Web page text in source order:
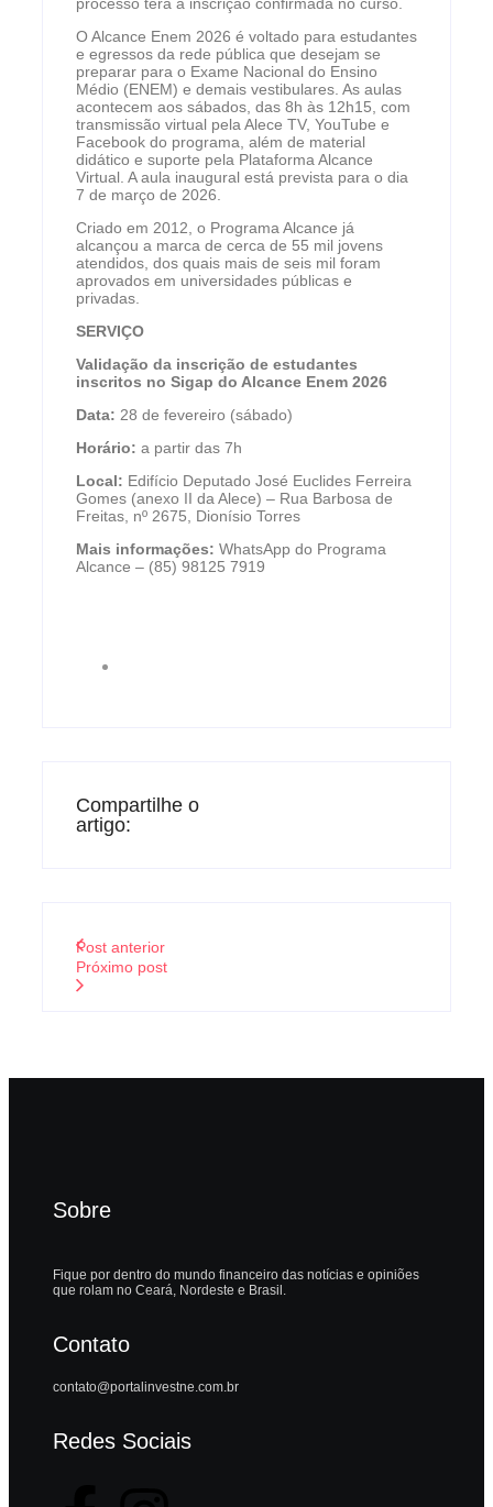
O Alcance Enem 2026 é voltado para estudantes
e egressos da rede pública que desejam se
preparar para o Exame Nacional do Ensino
Médio (ENEM) e demais vestibulares. As aulas
acontecem aos sábados, das 8h às 12h15, com
transmissão virtual pela Alece TV, YouTube e
Facebook do programa, além de material
didático e suporte pela Plataforma Alcance
Virtual. A aula inaugural está prevista para o dia
7 de março de 2026.
Criado em 2012, o Programa Alcance já
alcançou a marca de cerca de 55 mil jovens
atendidos, dos quais mais de seis mil foram
aprovados em universidades públicas e
privadas.
SERVIÇO
Validação da inscrição de estudantes
inscritos no Sigap do Alcance Enem 2026
Data: 28 de fevereiro (sábado)
Horário: a partir das 7h
Local: Edifício Deputado José Euclides Ferreira
Gomes (anexo II da Alece) – Rua Barbosa de
Freitas, nº 2675, Dionísio Torres
Mais informações: WhatsApp do Programa
Alcance – (85) 98125 7919
Compartilhe o
artigo:
Post anterior
Próximo post
Sobre
Fique por dentro do mundo financeiro das notícias e opiniões
que rolam no Ceará, Nordeste e Brasil.
Contato
contato@portalinvestne.com.br
Redes Sociais